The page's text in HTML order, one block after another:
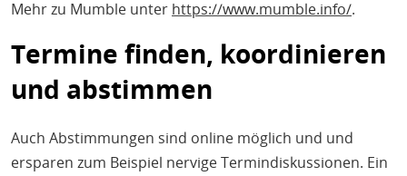
Mehr zu Mumble unter https://www.mumble.info/.
Termine finden, koordinieren
und abstimmen
Auch Abstimmungen sind online möglich und und
ersparen zum Beispiel nervige Termindiskussionen. Ein